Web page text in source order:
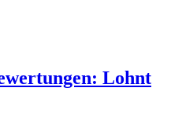
Lohnt